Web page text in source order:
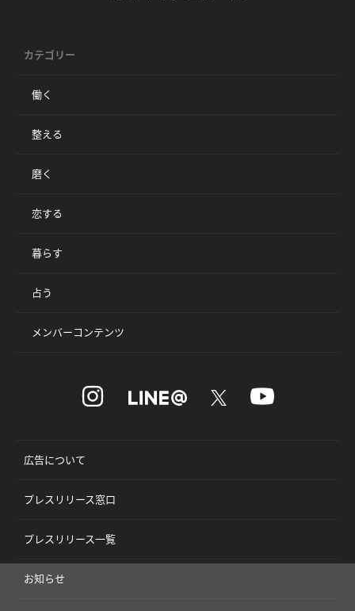
カテゴリー
働く
整える
磨く
恋する
暮らす
占う
メンバーコンテンツ
広告について
プレスリリース窓口
プレスリリース一覧
お知らせ